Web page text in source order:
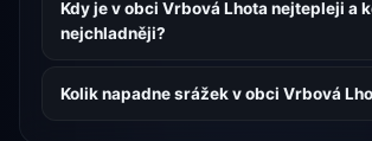
Kdy je v obci Vrbová Lhota nejtepleji a
nejchladněji?
Kolik napadne srážek v obci Vrbová